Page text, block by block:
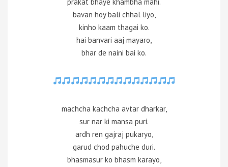
bavan hoy bali chhal liyo,
kinho kaam thagai ko.
hai banvari aaj mayaro,
bhar de naini bai ko.
machcha kachcha avtar dharkar,
sur nar ki mansa puri.
ardh ren gajraj pukaryo,
garud chod pahuche duri.
bhasmasur ko bhasm karayo,